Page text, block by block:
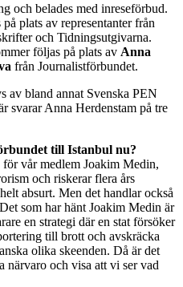
och belades med inreseförbud.
plats av representanter från
och Tidningsutgivarna.
följas på plats av Anna
från Journalistförbundet.
av bland annat Svenska PEN
svarar Anna Herdenstam på tre
till Istanbul nu?
vår medlem Joakim Medin,
och riskerar flera års
absurt. Men det handlar också
som har hänt Joakim Medin är
en strategi där en stat försöker
till brott och avskräcka
olika skeenden. Då är det
närvaro och visa att vi ser vad